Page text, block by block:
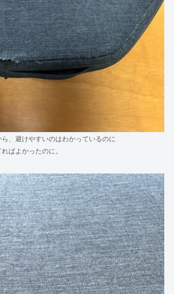
、避けやすいのはわかっているのに
ばよかったのに。